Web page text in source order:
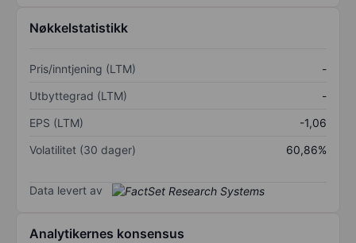
Nøkkelstatistikk
Pris/inntjening (LTM)
-
Utbyttegrad (LTM)
-
EPS (LTM)
-1,06
Volatilitet (30 dager)
60,86%
Data levert av
Analytikernes konsensus